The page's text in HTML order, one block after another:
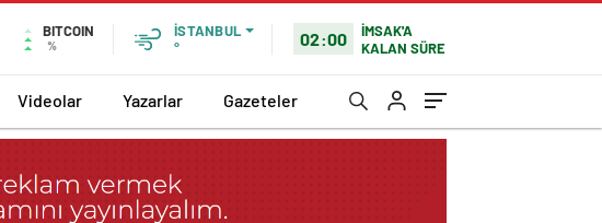
BITCOIN
%
İSTANBUL
°
02:00
İMSAK'A
KALAN SÜRE
Videolar Yazarlar Gazeteler